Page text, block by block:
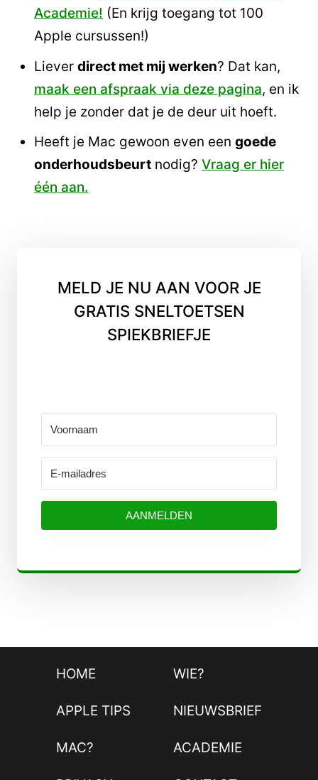
Academie! (En krijg toegang tot 100
Apple cursussen!)
Liever direct met mij werken? Dat kan,
maak een afspraak via deze pagina, en ik
help je zonder dat je de deur uit hoeft.
Heeft je Mac gewoon even een goede
onderhoudsbeurt nodig? Vraag er hier
één aan.
MELD JE NU AAN VOOR JE
GRATIS SNELTOETSEN
SPIEKBRIEFJE
AANMELDEN
HOME WIE?
APPLE TIPS NIEUWSBRIEF
MAC? ACADEMIE